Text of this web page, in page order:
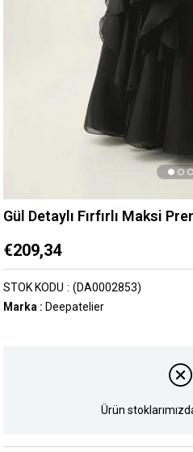
Gül Detaylı Fırfırlı Maksi
€209,34
(DA0002853)
STOK KODU
Marka : Deepatelier
Ürün